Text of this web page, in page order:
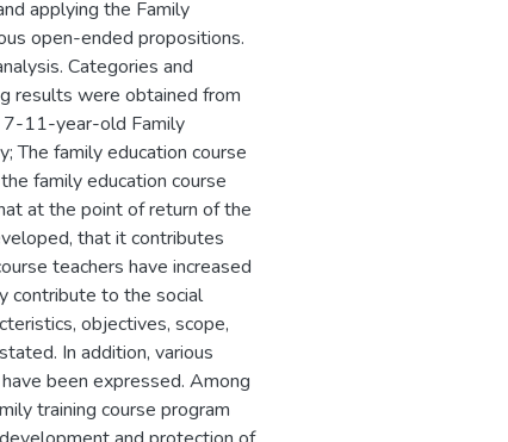
applying the Family
open-ended propositions.
Categories and
results were obtained from
7-11-year-old Family
The family education course
family education course
at the point of return of the
that it contributes
teachers have increased
contribute to the social
objectives, scope,
In addition, various
been expressed. Among
training course program